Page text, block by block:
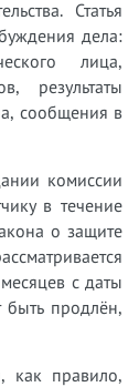
Статья
дела:
лица,
результаты
сообщения в
комиссии
в течение
о защите
с даты
быть продлён,
как правило,